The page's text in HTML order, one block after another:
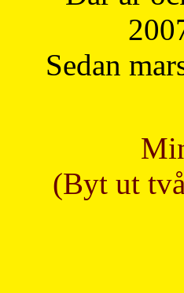
Sedan
(Byt ut